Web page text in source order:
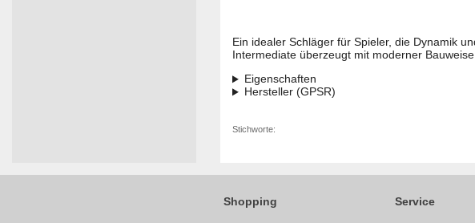
Ein idealer Schläger für Spieler, die Dynamik
Intermediate überzeugt mit moderner
Eigenschaften
Hersteller (GPSR)
Stichworte:
Shopping Service